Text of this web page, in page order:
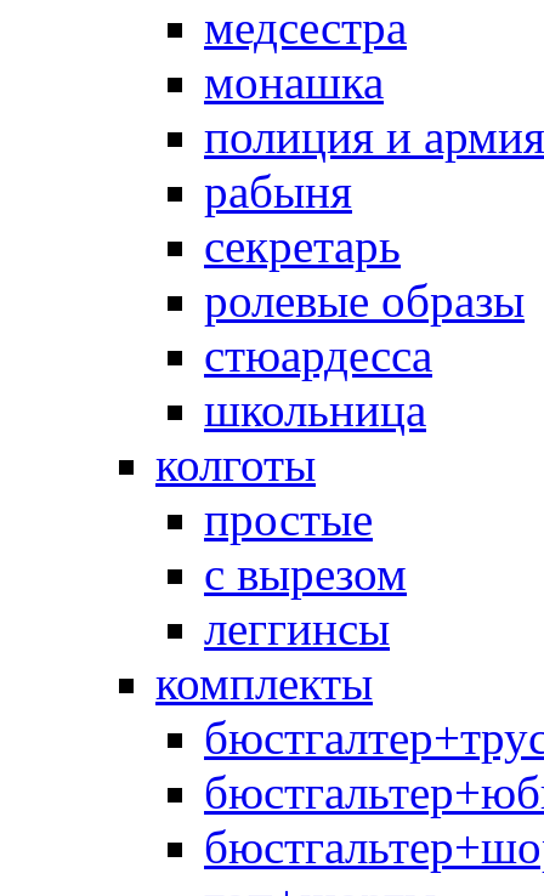
медсестра
монашка
полиция и армия
рабыня
секретарь
ролевые образы
стюардесса
школьница
колготы
простые
с вырезом
леггинсы
комплекты